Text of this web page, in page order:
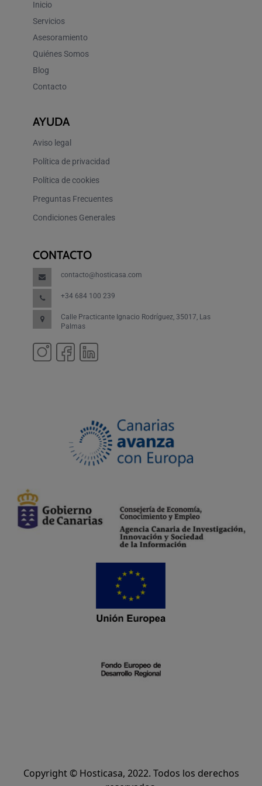
Inicio
Servicios
Asesoramiento
Quiénes Somos
Blog
Contacto
AYUDA
Aviso legal
Política de privacidad
Política de cookies
Preguntas Frecuentes
Condiciones Generales
CONTACTO
contacto@hosticasa.com
+34 684 100 239
Calle Practicante Ignacio Rodríguez, 35017, Las
Palmas
Copyright © Hosticasa, 2022. Todos los derechos